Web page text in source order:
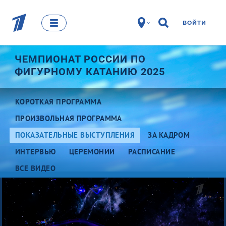
ВОЙТИ
ЧЕМПИОНАТ РОССИИ ПО
ФИГУРНОМУ КАТАНИЮ 2025
КОРОТКАЯ ПРОГРАММА
ПРОИЗВОЛЬНАЯ ПРОГРАММА
ПОКАЗАТЕЛЬНЫЕ ВЫСТУПЛЕНИЯ
ЗА КАДРОМ
ИНТЕРВЬЮ
ЦЕРЕМОНИИ
РАСПИСАНИЕ
ВСЕ ВИДЕО